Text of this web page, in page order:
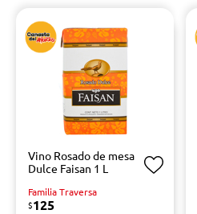
Vino Rosado de mesa
Dulce Faisan 1 L
Familia Traversa
$125